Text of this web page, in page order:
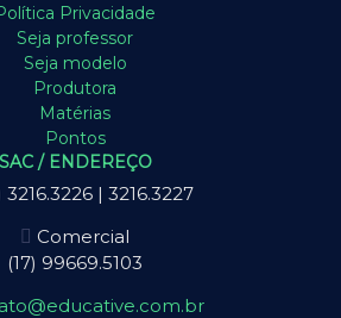
Privacidade
Seja professor
Seja modelo
Produtora
Matérias
Pontos
SAC / ENDEREÇO
3216.3226 | 3216.3227
Comercial
(17) 99669.5103